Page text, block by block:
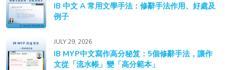
IB 中文 A 常用文學手法：修辭手法作用、好處及
例子
JULY 29, 2026
IB MYP中文寫作高分秘笈：5個修辭手法，讓作
文從「流水帳」變「高分範本」